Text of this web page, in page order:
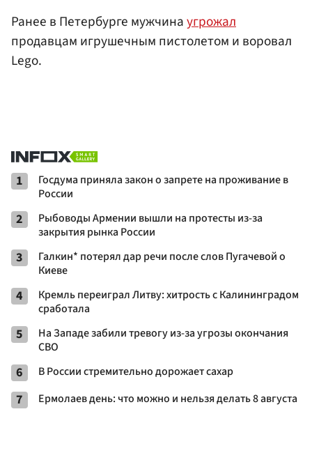
Ранее в Петербурге мужчинаугрожал
продавцам игрушечным пистолетом и воровал
Lego.
1
Госдума приняла закон о запрете на проживание в
России
2
Рыбоводы Армении вышли на протесты из-за
закрытия рынка России
3
Галкин* потерял дар речи после слов Пугачевой о
Киеве
4
Кремль переиграл Литву: хитрость с Калининградом
сработала
5
На Западе забили тревогу из-за угрозы окончания
СВО
6 В России стремительно дорожает сахар
7 Ермолаев день: что можно и нельзя делать 8 августа